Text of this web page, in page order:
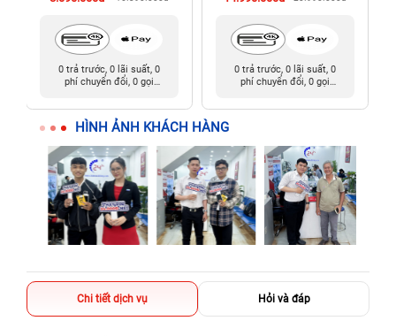
0 trả trước, 0 lãi suất, 0
phí chuyển đổi, 0 gọi
0 trả trước, 0 lãi suất, 0
phí chuyển đổi, 0 gọi
HÌNH ẢNH KHÁCH HÀNG
Chi tiết dịch vụ Hỏi và đáp